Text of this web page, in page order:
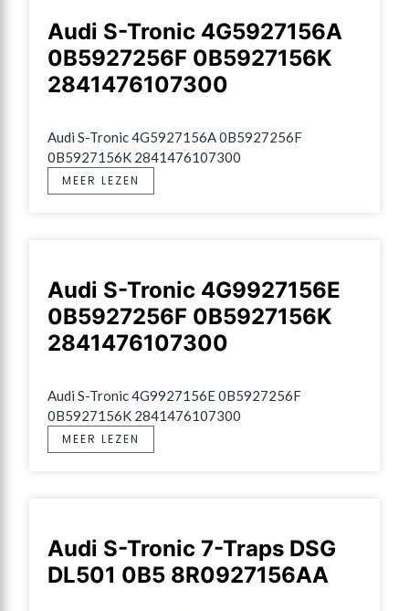
Audi S-Tronic 4G5927156A
0B5927256F 0B5927156K
2841476107300
Audi S-Tronic 4G5927156A 0B5927256F
0B5927156K 2841476107300
MEER LEZEN
Audi S-Tronic 4G9927156E
0B5927256F 0B5927156K
2841476107300
Audi S-Tronic 4G9927156E 0B5927256F
0B5927156K 2841476107300
MEER LEZEN
Audi S-Tronic 7-Traps DSG
DL501 0B5 8R0927156AA